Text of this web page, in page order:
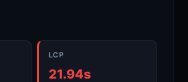
LCP
21.94s